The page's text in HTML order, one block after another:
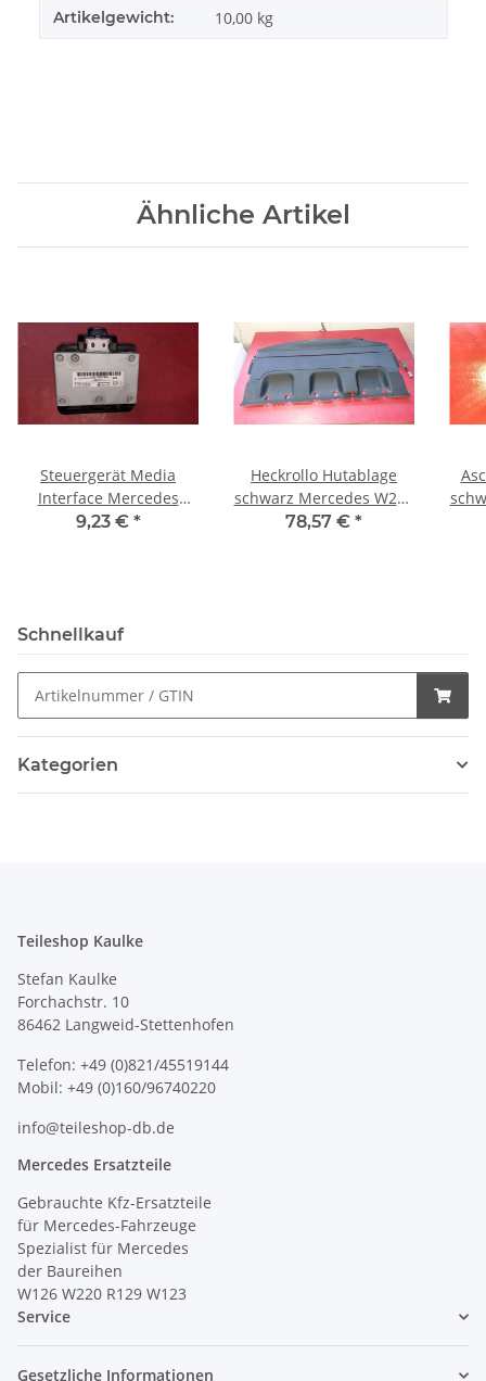
Artikelgewicht: 10,00 kg
Ähnliche Artikel
Steuergerät Media
Interface Mercedes
W204 W207 W212 W218
9,23 € *
Heckrollo Hutablage
schwarz Mercedes W221
2218100000 2216900149
78,57 € *
Schnellkauf
Kategorien
Teileshop Kaulke
Stefan Kaulke
Forchachstr. 10
86462 Langweid-Stettenhofen
Telefon: +49 (0)821/45519144
Mobil: +49 (0)160/96740220
info@teileshop-db.de
Mercedes Ersatzteile
Gebrauchte Kfz-Ersatzteile
für Mercedes-Fahrzeuge
Spezialist für Mercedes
der Baureihen
W126 W220 R129 W123
Service
Gesetzliche Informationen